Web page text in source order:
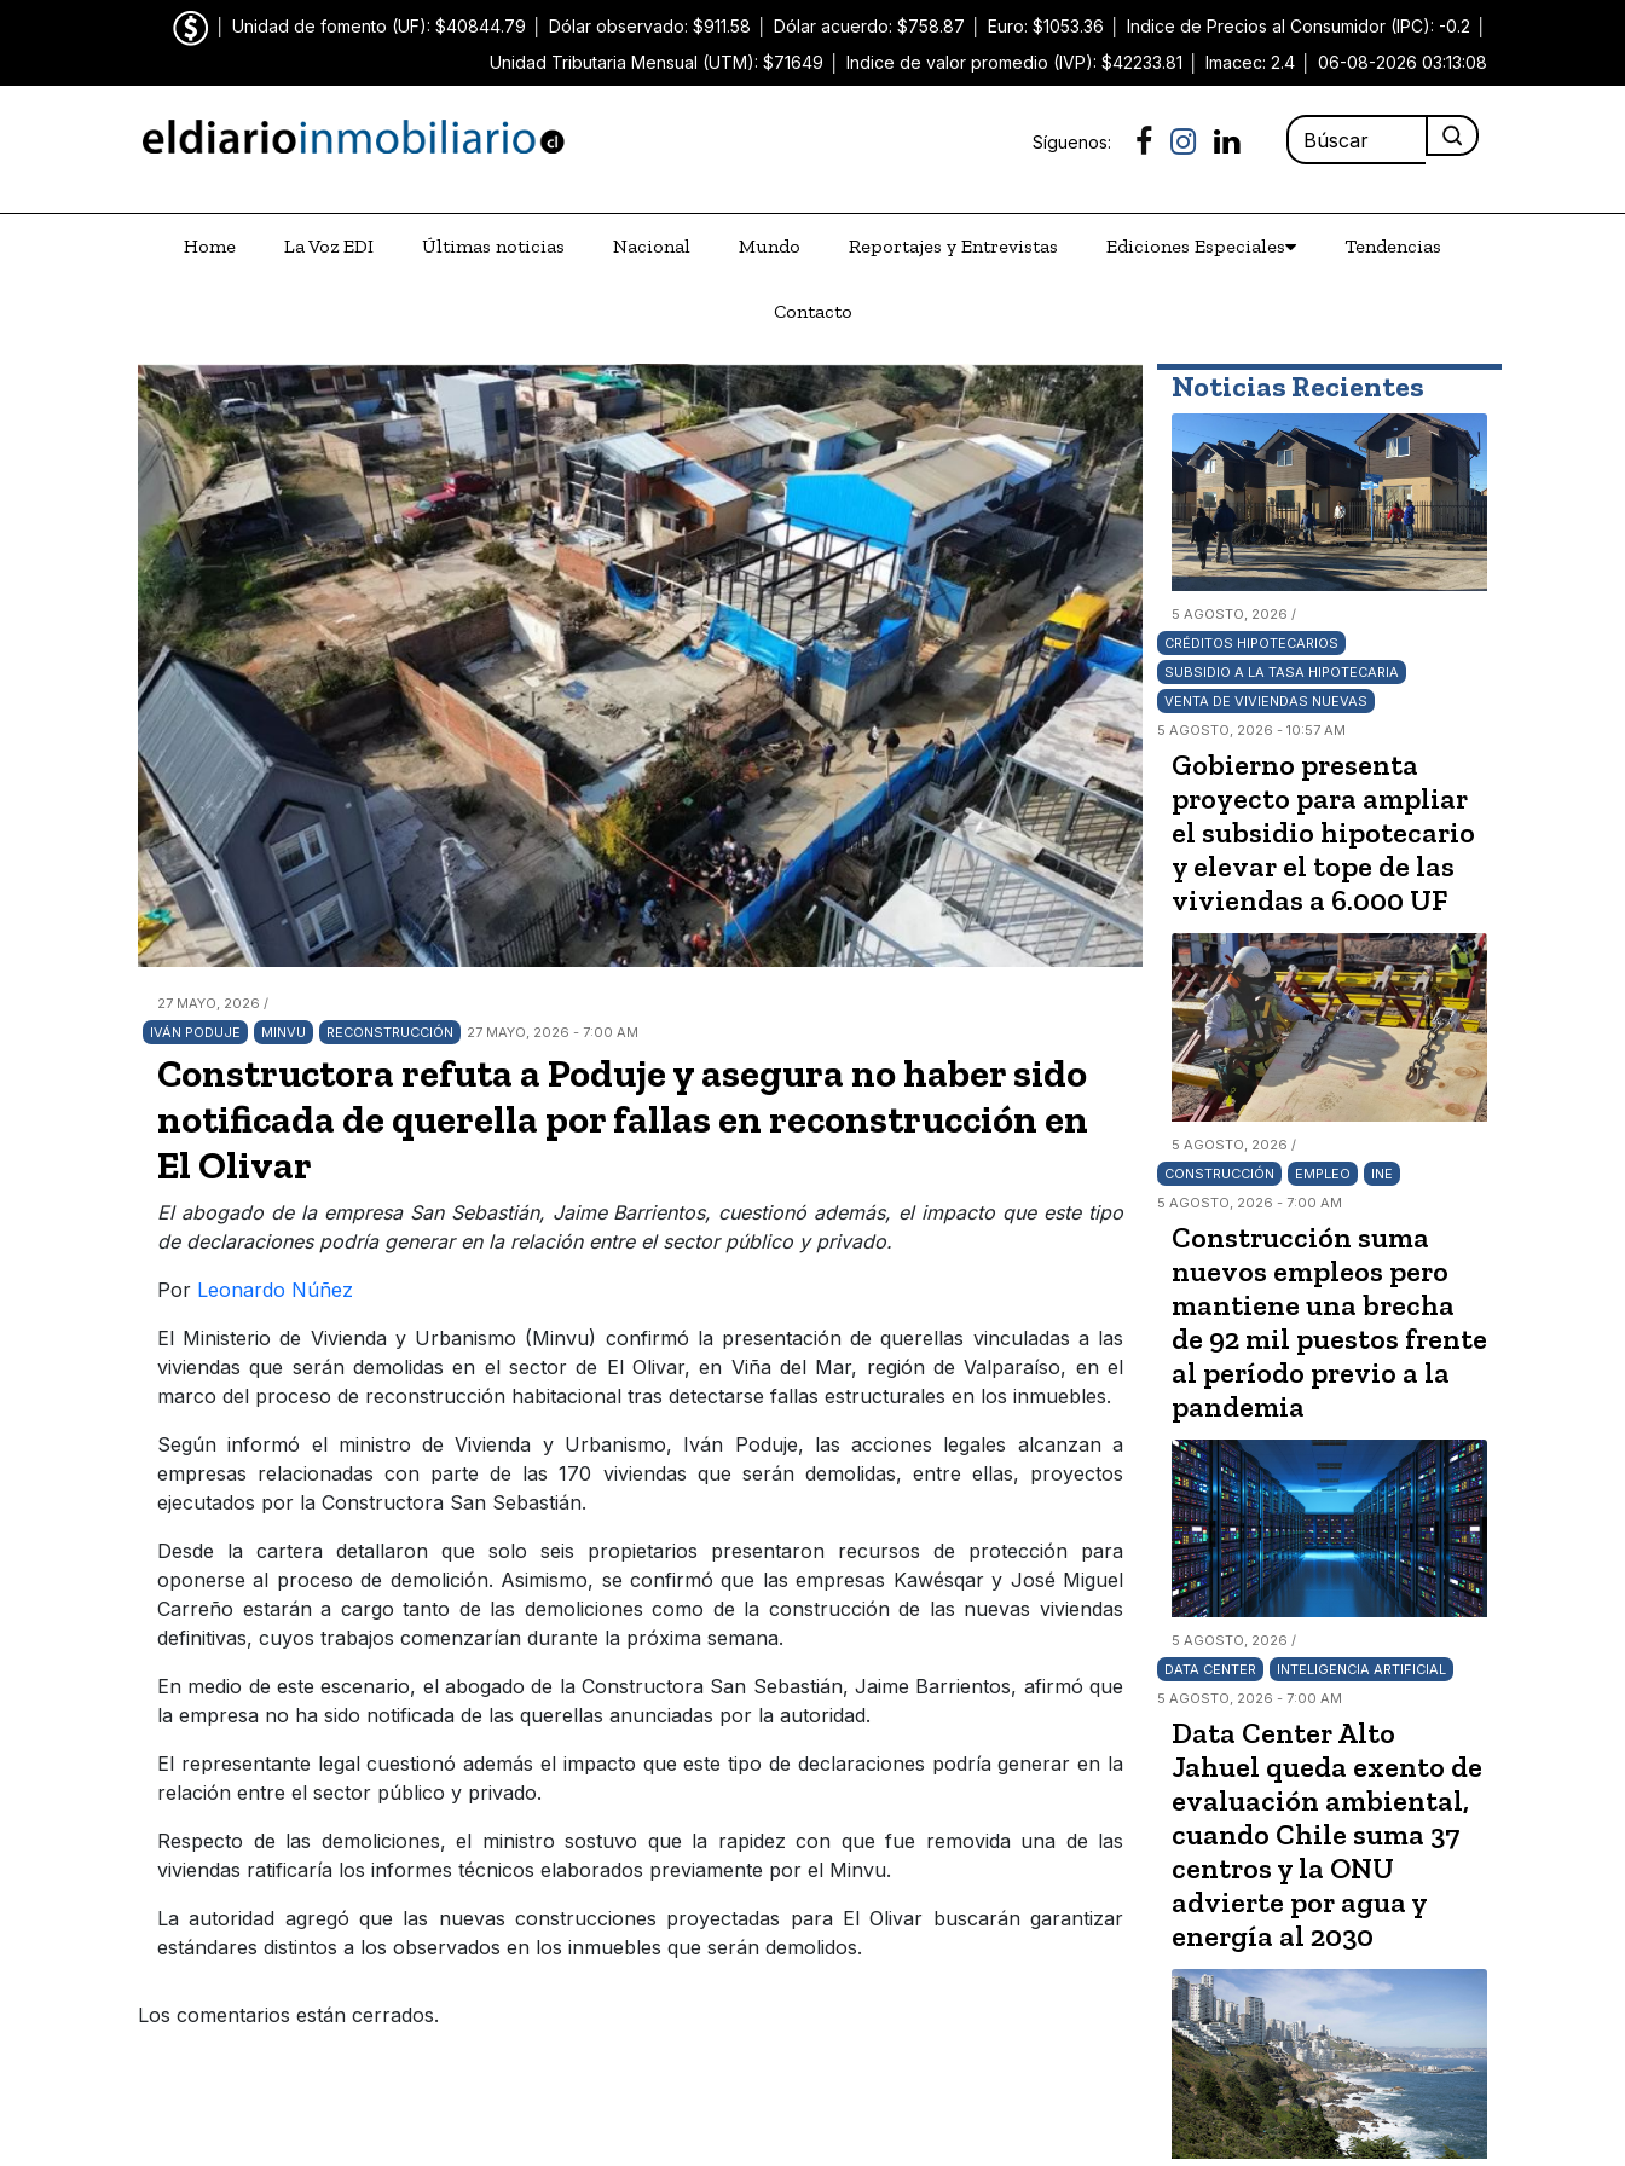
Unidad de fomento (UF): $40844.79 Dólar observado: $911.58 Dólar acuerdo: $758.87 Euro: $1053.36 Indice de Precios al Consumidor (IPC): -0.2
Unidad Tributaria Mensual (UTM): $71649
Indice de valor promedio (IVP): $42233.81 Imacec: 2.4 06-08-2026 03:13:08
Síguenos:
Home La Voz EDI Últimas noticias Nacional Mundo Reportajes y Entrevistas Ediciones Especiales Tendencias
Contacto
27 MAYO, 2026 /
IVÁN PODUJE
MINVU RECONSTRUCCIÓN 27 MAYO, 2026 - 7:00 AM
Constructora refuta a Poduje y asegura no haber sido
notificada de querella por fallas en reconstrucción en
El Olivar
El abogado de la empresa San Sebastián, Jaime Barrientos, cuestionó además, el impacto que este tipo
de declaraciones podría generar en la relación entre el sector público y privado.
Por Leonardo Núñez
El Ministerio de Vivienda y Urbanismo (Minvu) confirmó la presentación de querellas vinculadas a las
viviendas que serán demolidas en el sector de El Olivar, en Viña del Mar, región de Valparaíso, en el
marco del proceso de reconstrucción habitacional tras detectarse fallas estructurales en los inmuebles.
Según informó el ministro de Vivienda y Urbanismo, Iván Poduje, las acciones legales alcanzan a
empresas relacionadas con parte de las 170 viviendas que serán demolidas, entre ellas, proyectos
ejecutados por la Constructora San Sebastián.
Desde la cartera detallaron que solo seis propietarios presentaron recursos de protección para
oponerse al proceso de demolición. Asimismo, se confirmó que las empresas Kawésqar y José Miguel
Carreño estarán a cargo tanto de las demoliciones como de la construcción de las nuevas viviendas
definitivas, cuyos trabajos comenzarían durante la próxima semana.
En medio de este escenario, el abogado de la Constructora San Sebastián, Jaime Barrientos, afirmó que
la empresa no ha sido notificada de las querellas anunciadas por la autoridad.
El representante legal cuestionó además el impacto que este tipo de declaraciones podría generar en la
relación entre el sector público y privado.
Respecto de las demoliciones, el ministro sostuvo que la rapidez con que fue removida una de las
viviendas ratificaría los informes técnicos elaborados previamente por el Minvu.
La autoridad agregó que las nuevas construcciones proyectadas para El Olivar buscarán garantizar
estándares distintos a los observados en los inmuebles que serán demolidos.
Los comentarios están cerrados.
Noticias Recientes
5 AGOSTO, 2026 /
CRÉDITOS HIPOTECARIOS
SUBSIDIO A LA TASA HIPOTECARIA
VENTA DE VIVIENDAS NUEVAS
5 AGOSTO, 2026 - 10:57 AM
Gobierno presenta
proyecto para ampliar
el subsidio hipotecario
y elevar el tope de las
viviendas a 6.000 UF
5 AGOSTO, 2026 /
CONSTRUCCIÓN
EMPLEO
INE
5 AGOSTO, 2026 - 7:00 AM
Construcción suma
nuevos empleos pero
mantiene una brecha
de 92 mil puestos frente
al período previo a la
pandemia
5 AGOSTO, 2026 /
DATA CENTER
INTELIGENCIA ARTIFICIAL
5 AGOSTO, 2026 - 7:00 AM
Data Center Alto
Jahuel queda exento de
evaluación ambiental,
cuando Chile suma 37
centros y la ONU
advierte por agua y
energía al 2030